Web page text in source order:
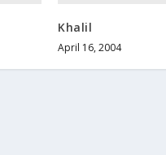
Khalil
April 16, 2004